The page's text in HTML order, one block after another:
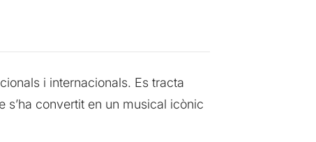
i internacionals. Es tracta
convertit en un musical icònic